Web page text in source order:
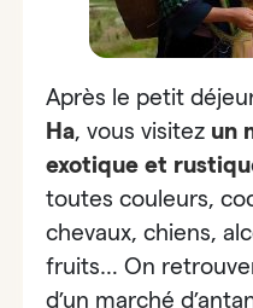
Après le petit
Ha, vous visitez un
exotique et rustiqu
toutes couleurs,
chevaux, chiens,
fruits… On
d’un marché